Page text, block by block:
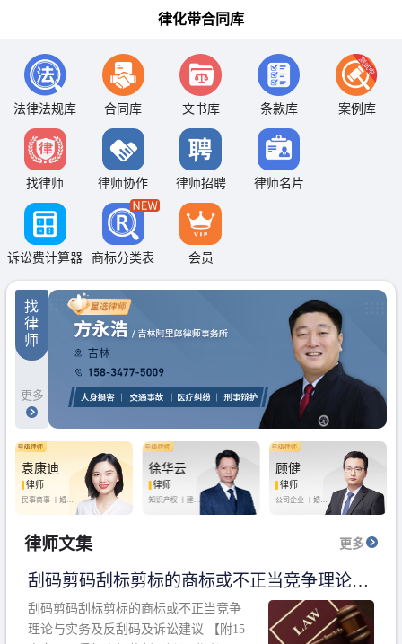
律化带合同库
法律法规库 合同库 文书库 条款库 案例库
找律师 律师协作 律师招聘 律师名片
诉讼费计算器 商标分类表 会员
找
律
师
更多
袁康迪
律师
民事商事 丨 婚姻
徐华云
律师
知识产权 丨 建设
顾健
律师
公司企业 丨婚姻
房产纠纷
律师文集 更多
刮码剪码刮标剪标的商标或不正当竞争理论与
实务及反刮码及诉讼建议 【附15省市是否侵权
案例裁判要旨】
刮码剪码刮标剪标的商标或不正当竞争
理论与实务及反刮码及诉讼建议 【附15